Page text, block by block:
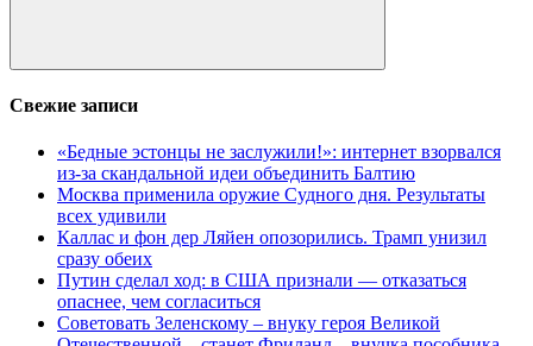
Поиск
Свежие записи
«Бедные эстонцы не заслужили!»: интернет взорвался
из-за скандальной идеи объединить Балтию
Москва применила оружие Судного дня. Результаты
всех удивили
Каллас и фон дер Ляйен опозорились. Трамп унизил
сразу обеих
Путин сделал ход: в США признали — отказаться
опаснее, чем согласиться
Советовать Зеленскому – внуку героя Великой